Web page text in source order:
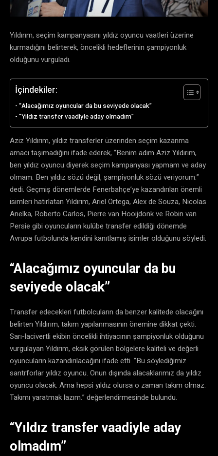
Yıldırım, seçim kampanyasını yıldız oyuncu vaatleri üzerine
kurmadığını belirterek, öncelikli hedeflerinin şampiyonluk
olduğunu vurguladı.
İçindekiler:
“Alacağımız oyuncular da bu seviyede olacak”
“Yıldız transfer vaadiyle aday olmadım”
Aziz Yıldırım, yıldız transferler üzerinden seçim kazanma
amacı taşımadığını ifade ederek, “Benim adım Aziz Yıldırım,
ben yıldız oyuncu diyerek seçim kampanyası yapmam ve aday
olmam. Ben yıldız sözü değil, şampiyonluk sözü veriyorum.”
dedi. Geçmiş dönemlerde Fenerbahçe’ye kazandırılan önemli
isimleri hatırlatan Yıldırım, Ariel Ortega, Alex de Souza, Nicolas
Anelka, Roberto Carlos, Pierre van Hooijdonk ve Robin van
Persie gibi oyuncuların kulübe transfer edildiği dönemde
Avrupa futbolunda kendini kanıtlamış isimler olduğunu söyledi.
“Alacağımız oyuncular da bu
seviyede olacak”
Transfer edecekleri futbolcuların da benzer kalitede olacağını
belirten Yıldırım, takım yapılanmasının önemine dikkat çekti.
Sarı-lacivertli ekibin öncelikli ihtiyacının şampiyonluk olduğunu
vurgulayan Yıldırım, eksik görülen bölgelere kaliteli ve değerli
oyuncuların kazandırılacağını ifade etti. “Bu söylediğimiz
santrforlar yıldız oyuncu. Onun dışında alacaklarımız da yıldız
oyuncu olacak. Ama hepsi yıldız olursa o zaman takım olmaz.
Takımı yaratmak lazım.” değerlendirmesinde bulundu.
“Yıldız transfer vaadiyle aday
olmadım”